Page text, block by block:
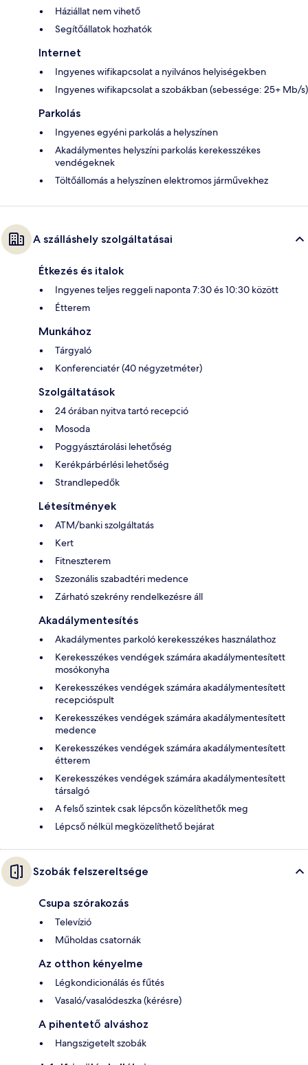
Háziállat nem vihető
Segítőállatok hozhatók
Internet
Ingyenes wifikapcsolat a nyilvános helyiségekben
Ingyenes wifikapcsolat a szobákban (sebessége: 25+ Mb/s)
Parkolás
Ingyenes egyéni parkolás a helyszínen
Akadálymentes helyszíni parkolás kerekesszékes
vendégeknek
Töltőállomás a helyszínen elektromos járművekhez
A szálláshely szolgáltatásai
Étkezés és italok
Ingyenes teljes reggeli naponta 7:30 és 10:30 között
Étterem
Munkához
Tárgyaló
Konferenciatér (40 négyzetméter)
Szolgáltatások
24 órában nyitva tartó recepció
Mosoda
Poggyásztárolási lehetőség
Kerékpárbérlési lehetőség
Strandlepedők
Létesítmények
ATM/banki szolgáltatás
Kert
Fitneszterem
Szezonális szabadtéri medence
Zárható szekrény rendelkezésre áll
Akadálymentesítés
Akadálymentes parkoló kerekesszékes használathoz
Kerekesszékes vendégek számára akadálymentesített
mosókonyha
Kerekesszékes vendégek számára akadálymentesített
recepcióspult
Kerekesszékes vendégek számára akadálymentesített
medence
Kerekesszékes vendégek számára akadálymentesített
étterem
Kerekesszékes vendégek számára akadálymentesített
társalgó
A felső szintek csak lépcsőn közelíthetők meg
Lépcső nélkül megközelíthető bejárat
Szobák felszereltsége
Csupa szórakozás
Televízió
Műholdas csatornák
Az otthon kényelme
Légkondicionálás és fűtés
Vasaló/vasalódeszka (kérésre)
A pihentető alváshoz
Hangszigetelt szobák